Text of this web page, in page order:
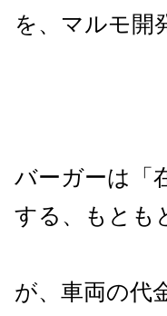
を、マルモ開
バーガーは「
する、もとも
が、車両の代